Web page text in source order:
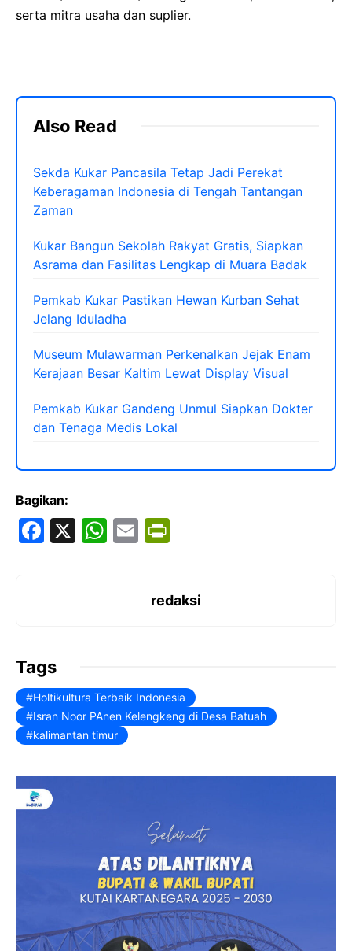
serta mitra usaha dan suplier.
Also Read
Sekda Kukar Pancasila Tetap Jadi Perekat
Keberagaman Indonesia di Tengah Tantangan
Zaman
Kukar Bangun Sekolah Rakyat Gratis, Siapkan
Asrama dan Fasilitas Lengkap di Muara Badak
Pemkab Kukar Pastikan Hewan Kurban Sehat
Jelang Iduladha
Museum Mulawarman Perkenalkan Jejak Enam
Kerajaan Besar Kaltim Lewat Display Visual
Pemkab Kukar Gandeng Unmul Siapkan Dokter
dan Tenaga Medis Lokal
Bagikan:
F
o
o
k
X
W
p
E
ri
dl
y
redaksi
Tags
Holtikultura Terbaik Indonesia
Isran Noor PAnen Kelengkeng di Desa Batuah
kalimantan timur